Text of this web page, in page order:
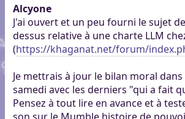
Alcyone
J'ai ouvert et un peu fourni le sujet
dessus relative à une charte LLM
(https://khaganat.net/forum/
Je mettrais à jour le bilan moral
samedi avec les derniers "qui a fait
Pensez à tout lire en avance et à